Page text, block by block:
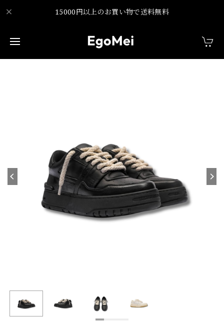
15000円以上のお買い物で送料無料